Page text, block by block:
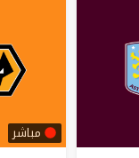
مباشر